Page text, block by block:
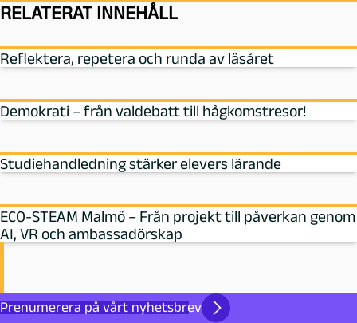
RELATERAT INNEHÅLL
Reflektera, repetera och runda av läsåret
Demokrati – från valdebatt till hågkomstresor!
Studiehandledning stärker elevers lärande
ECO-STEAM Malmö – Från projekt till påverkan genom
AI, VR och ambassadörskap
Prenumerera på vårt nyhetsbrev